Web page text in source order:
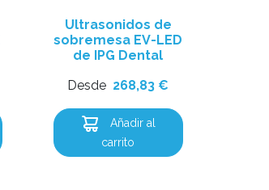
Ultrasonidos de
sobremesa EV-LED
de IPG Dental
Desde 268,83 €
Añadir al
carrito